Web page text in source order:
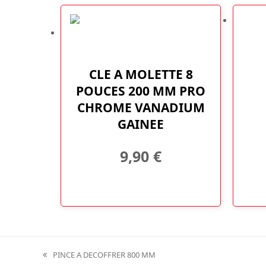
CLE A MOLETTE 8
POUCES 200 MM PRO
CHROME VANADIUM
GAINEE
9,90 €
previous
PINCE A DECOFFRER 800 MM